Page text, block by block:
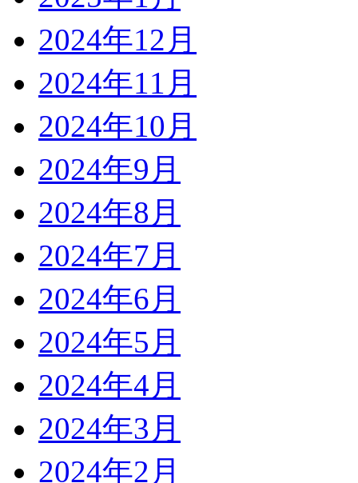
2024年12月
2024年11月
2024年10月
2024年9月
2024年8月
2024年7月
2024年6月
2024年5月
2024年4月
2024年3月
2024年2月